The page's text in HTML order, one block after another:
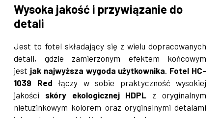
Wysoka jakość i przywiązanie do
detali
Jest to fotel składający się z wielu dopracowanych
detali, gdzie zamierzonym efektem końcowym
jest jak najwyższa wygoda użytkownika. Fotel HC-
1039 Red łączy w sobie praktyczność wysokiej
jakości skóry ekologicznej HDPL z oryginalnym
nietuzinkowym kolorem oraz oryginalnymi detalami